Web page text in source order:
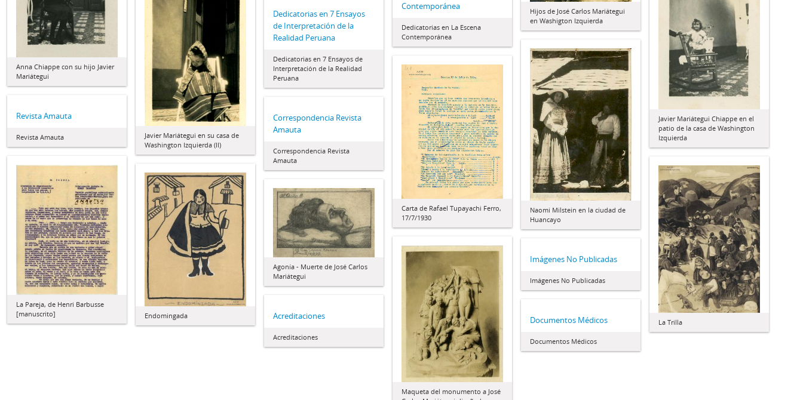
Anna Chiappe con su hijo Javier
Mariátegui
Hijos de José Carlos Mariátegui
en Washigton Izquierda
Javier Mariátegui Chiappe en el
patio de la casa de Washington
Izquierda
Javier Mariátegui en su casa de
Washington Izquierda (II)
Contemporánea
Dedicatorias en La Escena
Contemporánea
Dedicatorias en 7 Ensayos
de Interpretación de la
Realidad Peruana
Dedicatorias en 7 Ensayos de
Interpretación de la Realidad
Peruana
Naomi Milstein en la ciudad de
Huancayo
Carta de Rafael Tupayachi Ferro,
17/7/1930
Revista Amauta
Revista Amauta
Correspondencia Revista
Amauta
Correspondencia Revista
Amauta
La Pareja, de Henri Barbusse
[manuscrito]
La Trilla
Endomingada
Agonía - Muerte de José Carlos
Mariátegui
Maqueta del monumento a José
Imágenes No Publicadas
Imágenes No Publicadas
Acreditaciones
Acreditaciones
Documentos Médicos
Documentos Médicos